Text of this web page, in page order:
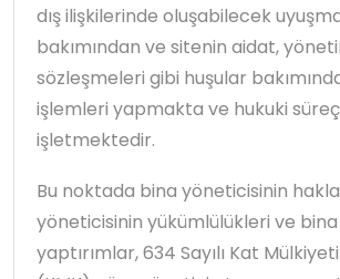
dış ilişkilerinde oluşabilecek
bakımından ve sitenin aidat,
sözleşmeleri gibi huşular
işlemleri yapmakta ve hukuki
işletmektedir.
Bu noktada bina yöneticisinin
yöneticisinin yükümlülükleri ve
yaptırımlar, 634 Sayılı Kat